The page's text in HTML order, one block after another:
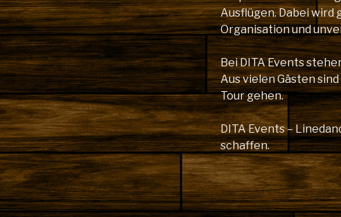
Ausflügen. Dabei
Organisation und
Bei DITA Events
Aus vielen Gästen
Tour gehen.
DITA Events –
schaffen.